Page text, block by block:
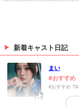
ーといいね！
新着キャスト日記
まい
#おすすめ
#おすすめ